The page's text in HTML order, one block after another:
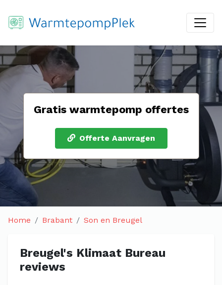
Gratis warmtepomp offertes
Offerte Aanvragen
Home Brabant Son en Breugel
Breugel's Klimaat Bureau
reviews